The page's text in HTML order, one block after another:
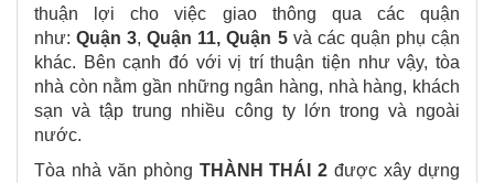
thuận lợi cho việc giao thông qua các quận
như:Quận 3,Quận 11, Quận 5và các quận phụ cận
khác. Bên cạnh đó với vị trí thuận tiện như vậy, tòa
nhà còn nằm gần những ngân hàng, nhà hàng, khách
sạn và tập trung nhiều công ty lớn trong và ngoài
nước.
Tòa nhà văn phòng THÀNH THÁI 2 được xây dựng